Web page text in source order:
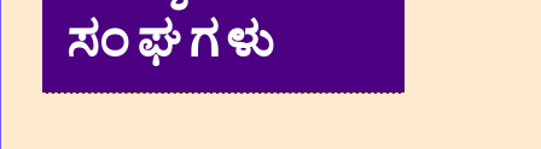
ಸಂಘಗಳು